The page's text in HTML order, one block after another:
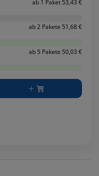
ab 1 Paket 53,43 €
ab 2 Pakete 51,68 €
ab 5 Pakete 50,03 €